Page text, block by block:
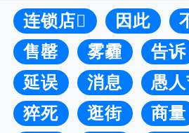
连锁店 因此
售罄
雾霾 告诉
延误
消息 愚
猝死
逛街 商量